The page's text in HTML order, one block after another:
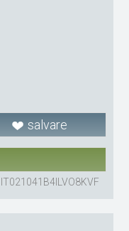
salvare
IT021041B4ILVO8KVF